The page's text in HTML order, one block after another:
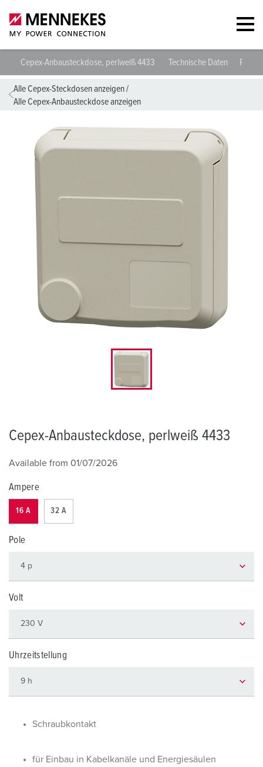
Cepex-Anbausteckdose, perlweiß 4433 Technische Daten
Alle Cepex-Steckdosen anzeigen/
Alle Cepex-Anbausteckdose anzeigen
Cepex-Anbausteckdose, perlweiß 4433
Available from 01/07/2026
Ampere
16 A 32 A
Pole
Volt
Uhrzeitstellung
Schraubkontakt
für Einbau in Kabelkanäle und Energiesäulen